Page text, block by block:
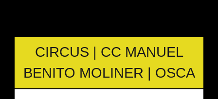
CIRCUS | CC MANUEL
BENITO MOLINER | OSCA